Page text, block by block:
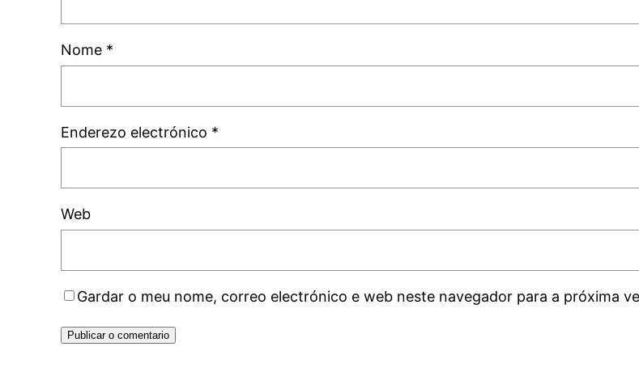
Nome *
Enderezo electrónico *
Web
Gardar o meu nome, correo electrónico e web neste navegador para a próxima